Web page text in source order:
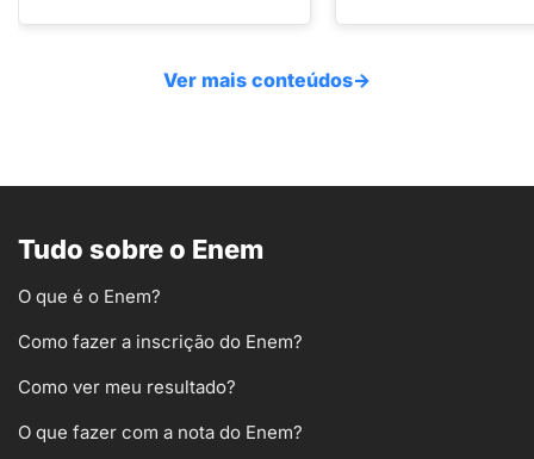
Ver mais conteúdos→
Tudo sobre o Enem
O que é o Enem?
Como fazer a inscrição do Enem?
Como ver meu resultado?
O que fazer com a nota do Enem?